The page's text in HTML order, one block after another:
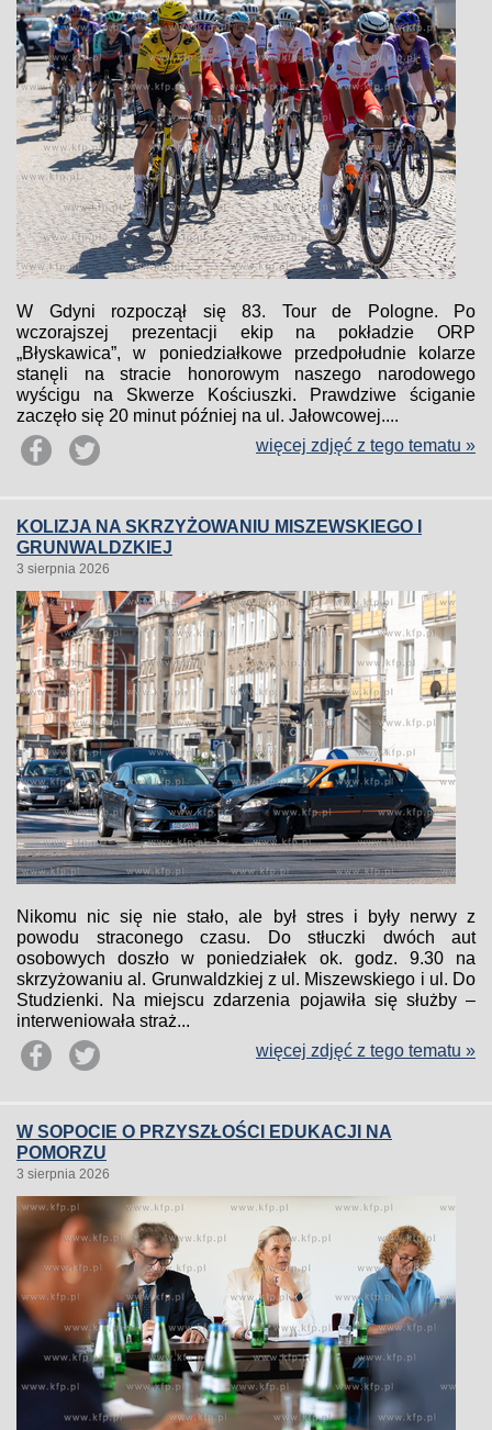
W Gdyni rozpoczął się 83. Tour de Pologne. Po
wczorajszej prezentacji ekip na pokładzie ORP
„Błyskawica”, w poniedziałkowe przedpołudnie kolarze
stanęli na stracie honorowym naszego narodowego
wyścigu na Skwerze Kościuszki. Prawdziwe ściganie
zaczęło się 20 minut później na ul. Jałowcowej....
więcej zdjęć z tego tematu »
KOLIZJA NA SKRZYŻOWANIU MISZEWSKIEGO I
GRUNWALDZKIEJ
3 sierpnia 2026
Nikomu nic się nie stało, ale był stres i były nerwy z
powodu straconego czasu. Do stłuczki dwóch aut
osobowych doszło w poniedziałek ok. godz. 9.30 na
skrzyżowaniu al. Grunwaldzkiej z ul. Miszewskiego i ul. Do
Studzienki. Na miejscu zdarzenia pojawiła się służby –
interweniowała straż...
więcej zdjęć z tego tematu »
W SOPOCIE O PRZYSZŁOŚCI EDUKACJI NA
POMORZU
3 sierpnia 2026